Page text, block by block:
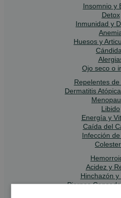
Insomnio y
Detox
Inmunidad y
Huesos y
Ojo seco o
Repelentes
Dermatitis
Libido
Energía y
Caída del
Infección
Acidez y
Hinchazón y
Piernas